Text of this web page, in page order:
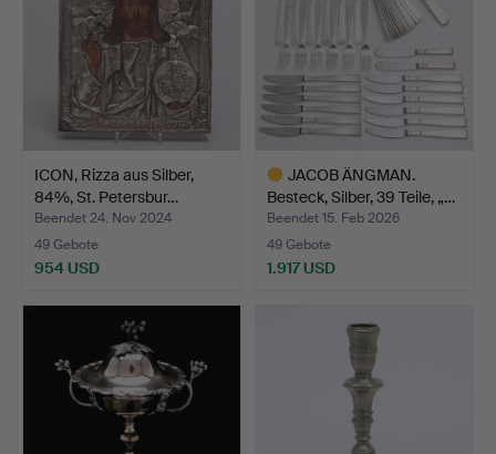
ICON, Rizza aus Silber,
84%, St. Petersbur…
Beendet 24. Nov 2024
49 Gebote
954 USD
JACOB ÄNGMAN.
Besteck, Silber, 39 Teile, „…
Beendet 15. Feb 2026
49 Gebote
1.917 USD